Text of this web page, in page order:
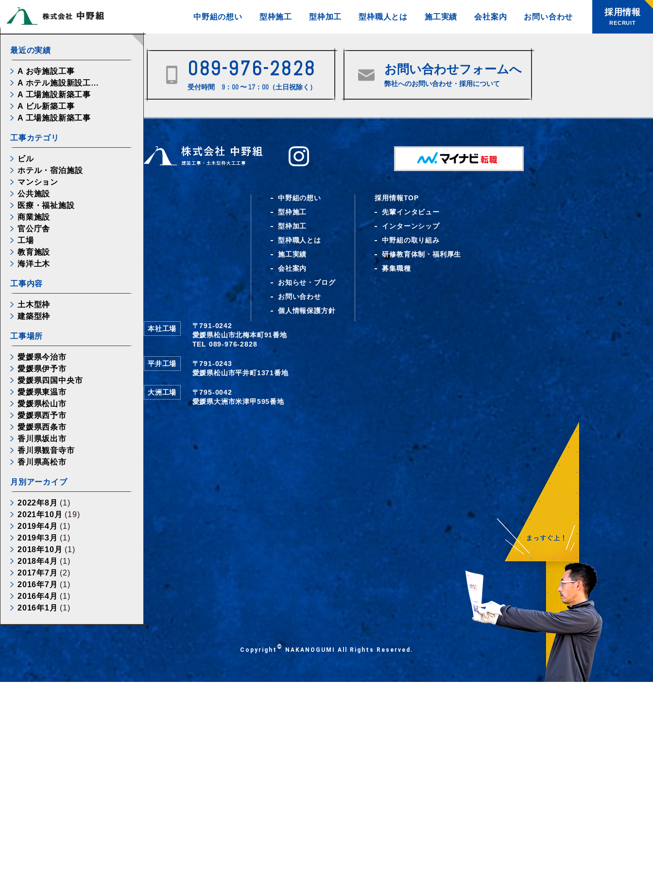
中野組の想い 型枠施工 型枠加工 型枠職人とは 施工実績 会社案内 お問い合わせ 採用情報
RECRUIT
最近の実績
A お寺施設工事
A ホテル施設新設工…
A 工場施設新築工事
A ビル新築工事
A 工場施設新築工事
工事カテゴリ
ビル
ホテル・宿泊施設
マンション
公共施設
医療・福祉施設
商業施設
官公庁舎
工場
教育施設
海洋土木
工事内容
土木型枠
建築型枠
工事場所
愛媛県今治市
愛媛県伊予市
愛媛県四国中央市
愛媛県東温市
愛媛県松山市
愛媛県西予市
愛媛県西条市
香川県坂出市
香川県観音寺市
香川県高松市
月別アーカイブ
2022年8月 (1)
2021年10月 (19)
2019年4月 (1)
2019年3月 (1)
2018年10月 (1)
2018年4月 (1)
2017年7月 (2)
2016年7月 (1)
2016年4月 (1)
2016年1月 (1)
089-976-2828
受付時間 9：00 〜 17：00（土日祝除く）
お問い合わせフォームへ
弊社へのお問い合わせ・採用について
中野組の想い
型枠施工
型枠加工
型枠職人とは
施工実績
会社案内
お知らせ・ブログ
お問い合わせ
個人情報保護方針
採用情報TOP
先輩インタビュー
インターンシップ
中野組の取り組み
研修教育体制・福利厚生
募集職種
本社工場
〒791-0242
愛媛県松山市北梅本町91番地
TEL 089-976-2828
平井工場
〒791-0243
愛媛県松山市平井町1371番地
大洲工場
〒795-0042
愛媛県大洲市米津甲595番地
Copyright © NAKANOGUMI All Rights Reserved.